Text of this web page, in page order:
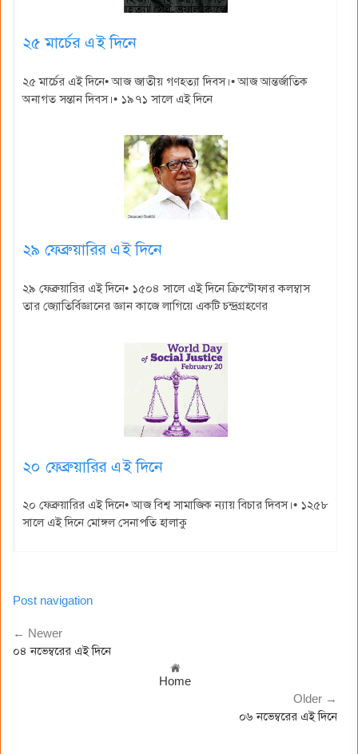
২৫ মার্চের এই দিনে
২৫ মার্চের এই দিনে• আজ জাতীয় গণহত্যা দিবস।• আজ আন্তর্জাতিক
অনাগত সন্তান দিবস।• ১৯৭১ সালে এই দিনে
২৯ ফেব্রুয়ারির এই দিনে
২৯ ফেব্রুয়ারির এই দিনে• ১৫০৪ সালে এই দিনে ক্রিস্টোফার কলম্বাস
তার জ্যোতির্বিজ্ঞানের জ্ঞান কাজে লাগিয়ে একটি চন্দ্রগ্রহণের
২০ ফেব্রুয়ারির এই দিনে
২০ ফেব্রুয়ারির এই দিনে• আজ বিশ্ব সামাজিক ন্যায় বিচার দিবস।• ১২৫৮
সালে এই দিনে মোঙ্গল সেনাপতি হালাকু
Post navigation
← Newer
০৪ নভেম্বরের এই দিনে
Home
Older →
০৬ নভেম্বরের এই দিনে